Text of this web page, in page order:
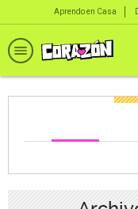
Aprendo en Casa